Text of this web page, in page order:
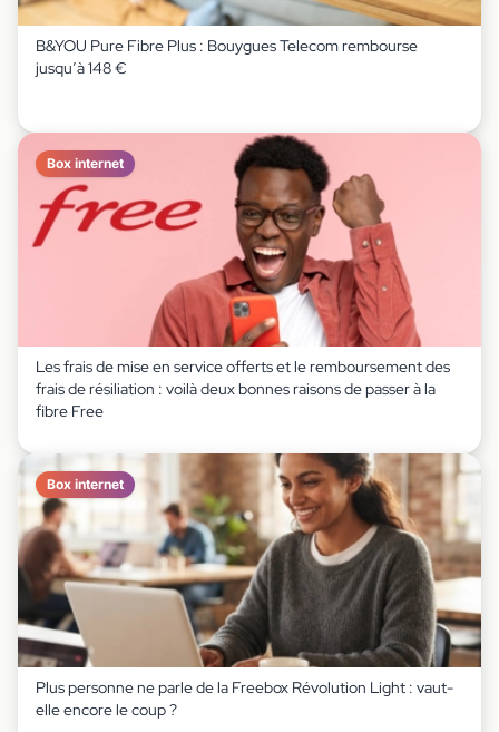
B&YOU Pure Fibre Plus : Bouygues Telecom rembourse
jusqu’à 148 €
Box internet
Les frais de mise en service offerts et le remboursement des
frais de résiliation : voilà deux bonnes raisons de passer à la
fibre Free
Box internet
Plus personne ne parle de la Freebox Révolution Light : vaut-
elle encore le coup ?